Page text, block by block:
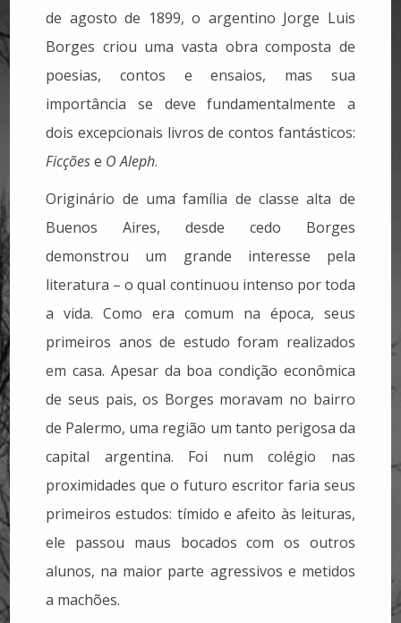
de agosto de 1899, o argentino Jorge Luis
Borges criou uma vasta obra composta de
poesias, contos e ensaios, mas sua
importância se deve fundamentalmente a
dois excepcionais livros de contos fantásticos:
Ficçõese O Aleph.
Originário de uma família de classe alta de
Buenos Aires, desde cedo Borges
demonstrou um grande interesse pela
literatura – o qual continuou intenso por toda
a vida. Como era comum na época, seus
primeiros anos de estudo foram realizados
em casa. Apesar da boa condição econômica
de seus pais, os Borges moravam no bairro
de Palermo, uma região um tanto perigosa da
capital argentina. Foi num colégio nas
proximidades que o futuro escritor faria seus
primeiros estudos: tímido e afeito às leituras,
ele passou maus bocados com os outros
alunos, na maior parte agressivos e metidos
a machões.